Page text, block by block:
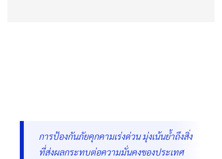
การป้องกันภัยคุกคามเร่งด่วน​ มุ่งเน้นย้ำถึงสิ่ง
ที่ส่งผลกระทบต่อความมั่นคงของประเทศ